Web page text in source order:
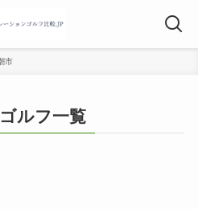
市
ルフ一覧